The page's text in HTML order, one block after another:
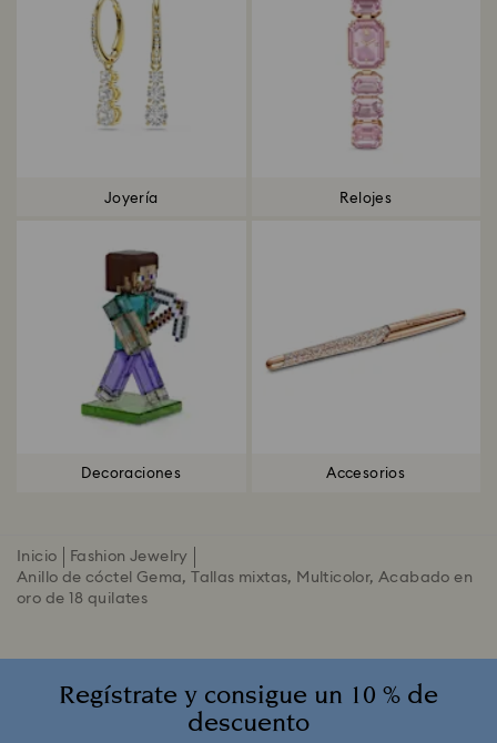
Joyería Relojes
Decoraciones Accesorios
Inicio
Fashion Jewelry
Anillo de cóctel Gema, Tallas mixtas, Multicolor, Acabado en
oro de 18 quilates
Regístrate y consigue un 10 % de
descuento